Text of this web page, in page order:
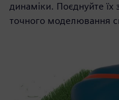
динаміки. Поєднуйте їх
точного моделювання